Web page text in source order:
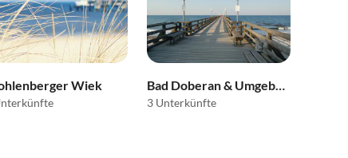
Wiek Bad Doberan & Umgebung
3 Unterkünfte